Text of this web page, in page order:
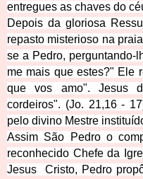
entregues as chaves do
Depois da gloriosa
repasto misterioso na
se a Pedro, perguntando-
me mais que estes?" Ele
que vos amo". Jesus
cordeiros". (Jo. 21,16 -
pelo divino Mestre
Assim São Pedro o
reconhecido Chefe da
Jesus  Cristo, Pedro